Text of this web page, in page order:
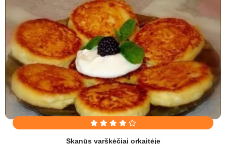
Skanūs varškėčiai orkaitėje